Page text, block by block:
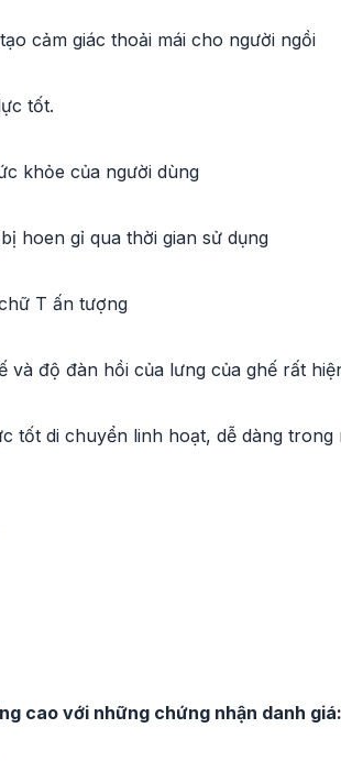
cảm giác thoải mái cho người ngồi
tốt.
khỏe của người dùng
hoen gỉ qua thời gian sử dụng
T ấn tượng
độ đàn hồi của lưng của ghế rất
tốt di chuyển linh hoạt, dễ dàng trong
cao với những chứng nhận danh giá: